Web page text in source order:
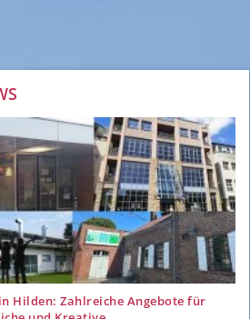
Hilden: Zahlreiche Angebote für